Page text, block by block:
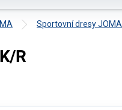
Sportovní dresy JOMA
R